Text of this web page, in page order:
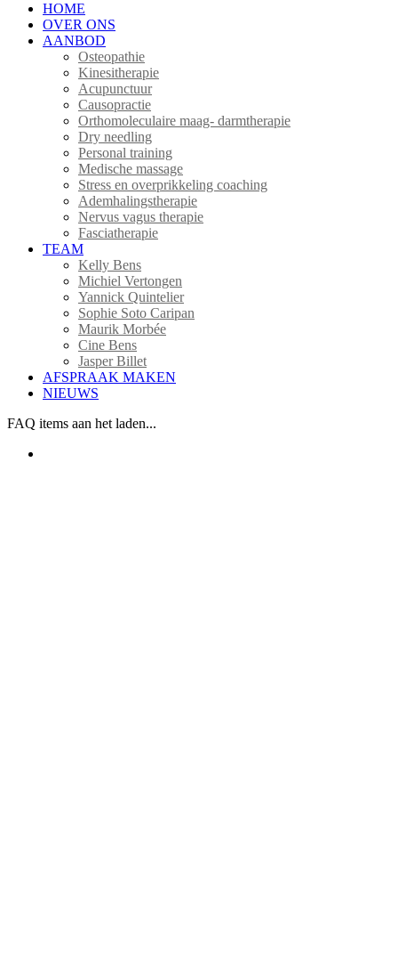
HOME
OVER ONS
AANBOD
Osteopathie
Kinesitherapie
Acupunctuur
Causopractie
Orthomoleculaire maag- darmtherapie
Dry needling
Personal training
Medische massage
Stress en overprikkeling coaching
Ademhalingstherapie
Nervus vagus therapie
Fasciatherapie
TEAM
Kelly Bens
Michiel Vertongen
Yannick Quintelier
Sophie Soto Caripan
Maurik Morbée
Cine Bens
Jasper Billet
AFSPRAAK MAKEN
NIEUWS
FAQ items aan het laden...